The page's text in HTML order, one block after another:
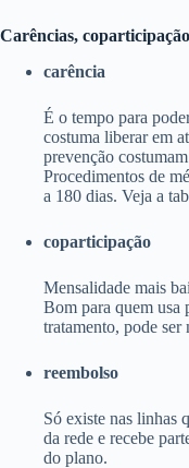
Carências,
carência
É o tempo para
costuma liberar em
prevenção
Procedimentos de
a 180 dias. Veja a
coparticipação
Mensalidade mais
Bom para quem usa
tratamento, pode ser
reembolso
Só existe nas linhas
da rede e recebe
do plano.